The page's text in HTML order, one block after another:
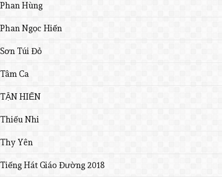
Phan Hùng
Phan Ngọc Hiến
Sơn Túi Đỏ
Tâm Ca
TẬN HIẾN
Thiếu Nhi
Thy Yên
Tiếng Hát Giáo Đường 2018